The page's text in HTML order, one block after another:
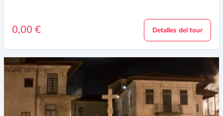
0,00 € Detalles del tour